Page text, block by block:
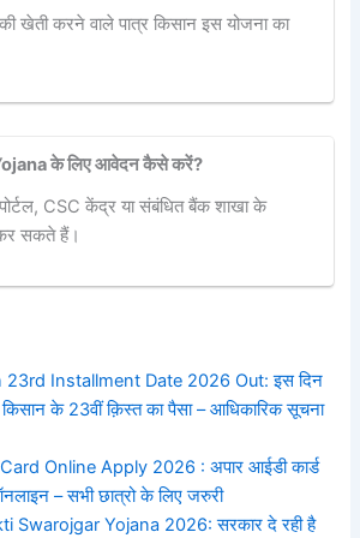
खेती करने वाले पात्र किसान इस योजना का
के लिए आवेदन कैसे करें?
CSC केंद्र या संबंधित बैंक शाखा के
सकते हैं।
23rd Installment Date 2026 Out: इस दिन
किसान के 23वीं क़िस्त का पैसा – आधिकारिक सूचना
Online Apply 2026 : अपार आईडी कार्ड
– सभी छात्रो के लिए जरुरी
Swarojgar Yojana 2026: सरकार दे रही है